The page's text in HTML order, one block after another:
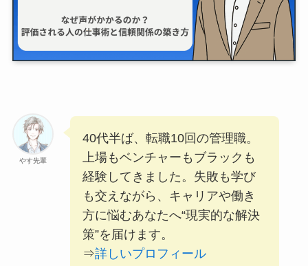
やす先輩
40代半ば、転職10回の管理職。
上場もベンチャーもブラックも
経験してきました。失敗も学び
も交えながら、キャリアや働き
方に悩むあなたへ“現実的な解決
策”を届けます。
⇒詳しいプロフィール